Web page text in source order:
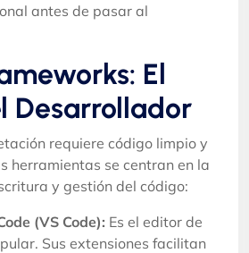
antes de pasar al
El
Desarrollador
requiere código limpio y
herramientas se centran en la
y gestión del código:
(VS Code): Es el editor de
Sus extensiones facilitan